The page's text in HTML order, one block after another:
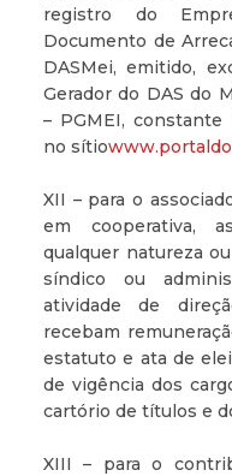
registro do
Documento de
DASMei, emitido,
Gerador do DAS do
– PGMEI,
no sítio
XII – para o
em cooperativa,
qualquer natureza
síndico ou
atividade de
recebam
estatuto e ata de
de vigência dos
cartório de títulos e
XIII – para o